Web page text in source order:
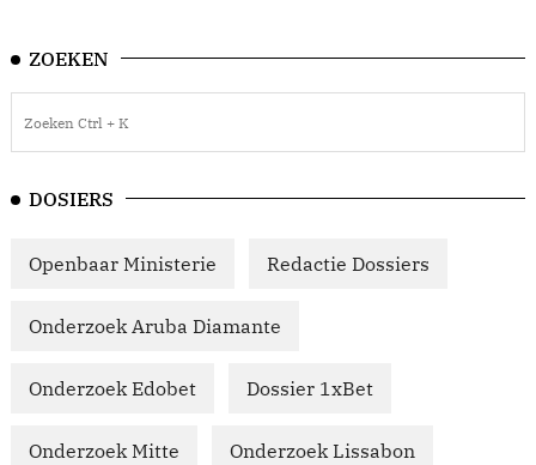
ZOEKEN
DOSIERS
Openbaar Ministerie Redactie Dossiers
Onderzoek Aruba Diamante
Onderzoek Edobet Dossier 1xBet
Onderzoek Mitte Onderzoek Lissabon